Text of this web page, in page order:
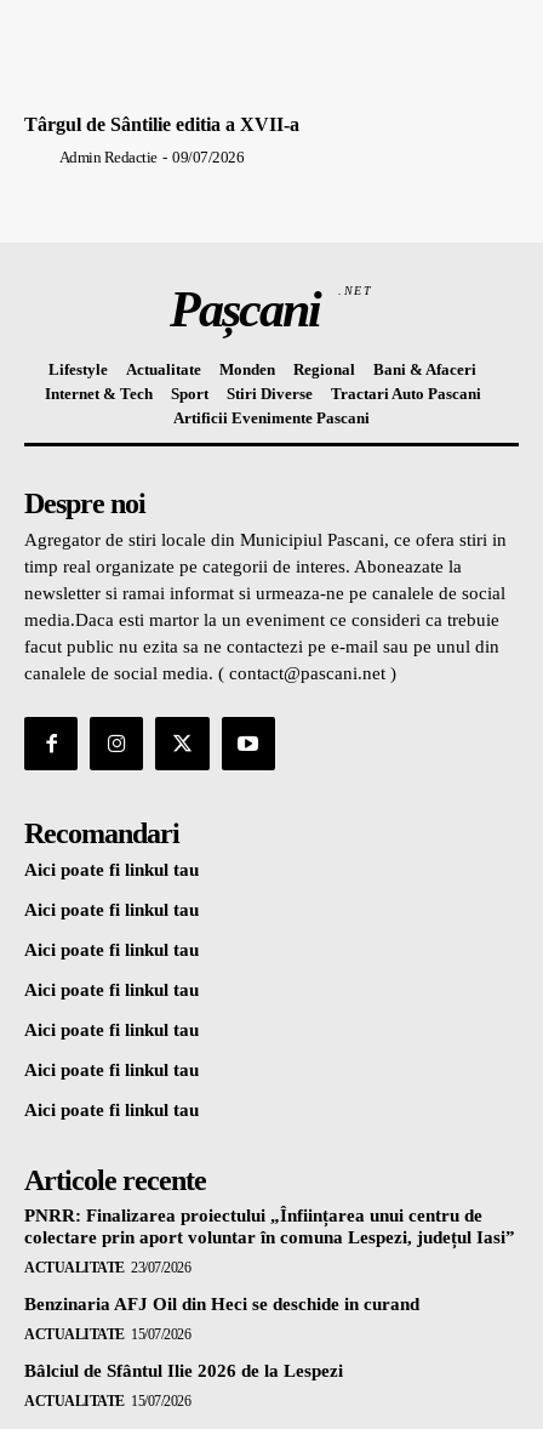
Târgul de Sântilie editia a XVII-a
Admin Redactie - 09/07/2026
Pașcani .NET
Lifestyle Actualitate Monden Regional
Bani & Afaceri
Internet & Tech
Sport Stiri Diverse
Tractari Auto Pascani
Artificii Evenimente Pascani
Despre noi
Agregator de stiri locale din Municipiul Pascani, ce ofera stiri in
timp real organizate pe categorii de interes. Aboneazate la
newsletter si ramai informat si urmeaza-ne pe canalele de social
media.Daca esti martor la un eveniment ce consideri ca trebuie
facut public nu ezita sa ne contactezi pe e-mail sau pe unul din
canalele de social media. ( contact@pascani.net )
Recomandari
Aici poate fi linkul tau
Aici poate fi linkul tau
Aici poate fi linkul tau
Aici poate fi linkul tau
Aici poate fi linkul tau
Aici poate fi linkul tau
Aici poate fi linkul tau
Articole recente
PNRR: Finalizarea proiectului „Înființarea unui centru de
colectare prin aport voluntar în comuna Lespezi, județul Iasi”
ACTUALITATE 23/07/2026
Benzinaria AFJ Oil din Heci se deschide in curand
ACTUALITATE 15/07/2026
Bâlciul de Sfântul Ilie 2026 de la Lespezi
ACTUALITATE 15/07/2026